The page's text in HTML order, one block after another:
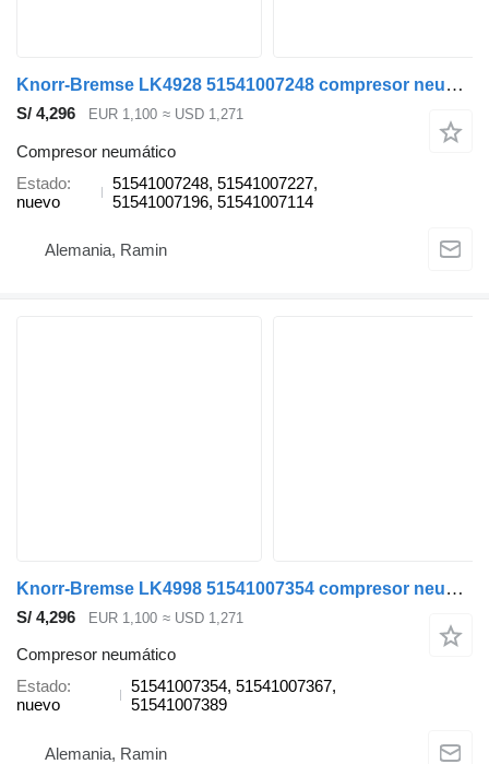
Knorr-Bremse LK4928 51541007248 compresor neumático para MAN TGX TGS cabeza tractora
S/ 4,296 EUR 1,100 ≈ USD 1,271
Compresor neumático
Estado
nuevo
51541007248, 51541007227,
51541007196, 51541007114
Alemania, Ramin
Knorr-Bremse LK4998 51541007354 compresor neumático para MAN TGX TGS cabeza tractora
S/ 4,296 EUR 1,100 ≈ USD 1,271
Compresor neumático
Estado
nuevo
51541007354, 51541007367,
51541007389
Alemania, Ramin